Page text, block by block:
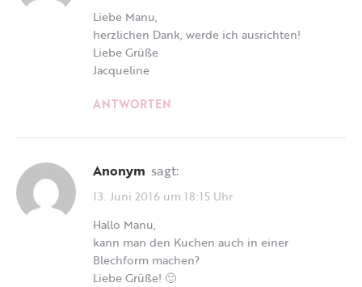
Liebe Manu,
herzlichen Dank, werde ich ausrichten!
Liebe Grüße
Jacqueline
ANTWORTEN
Anonym sagt:
13. Juni 2016 um 18:15 Uhr
Hallo Manu,
kann man den Kuchen auch in einer
Blechform machen?
Liebe Grüße! 🙂